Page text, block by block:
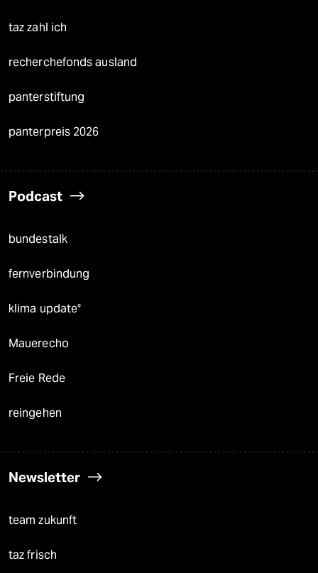
taz zahl ich
recherchefonds ausland
panterstiftung
panterpreis 2026
Podcast
bundestalk
fernverbindung
klima update°
Mauerecho
Freie Rede
reingehen
Newsletter
team zukunft
taz frisch